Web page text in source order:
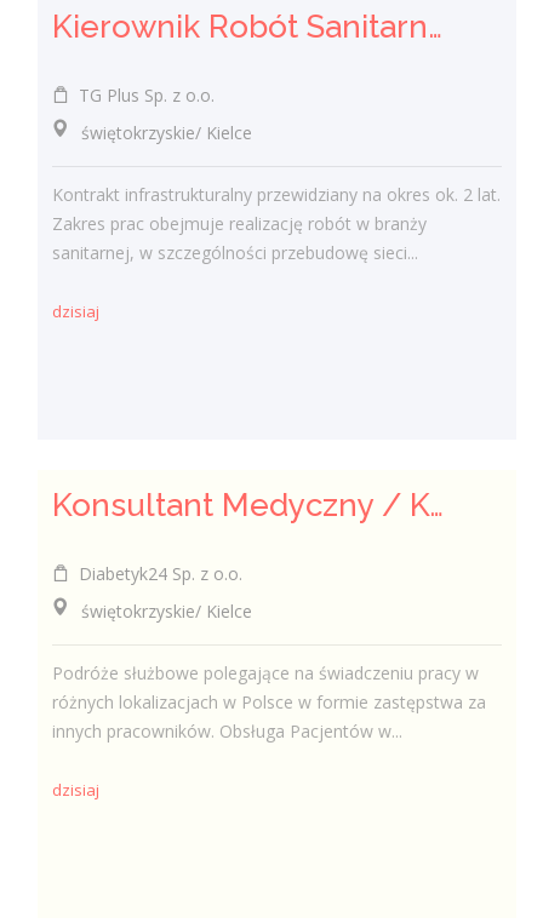
Kierownik Robót Sanitarnych
TG Plus Sp. z o.o.
świętokrzyskie/ Kielce
Kontrakt infrastrukturalny przewidziany na okres ok. 2 lat.
Zakres prac obejmuje realizację robót w branży
sanitarnej, w szczególności przebudowę sieci...
dzisiaj
Konsultant Medyczny / Konsultantka Medyczna w sklepie medycznym (Fizjoterapeuta, Technik farmaceutyczny, Technik ortopeda)
Diabetyk24 Sp. z o.o.
świętokrzyskie/ Kielce
Podróże służbowe polegające na świadczeniu pracy w
różnych lokalizacjach w Polsce w formie zastępstwa za
innych pracowników. Obsługa Pacjentów w...
dzisiaj